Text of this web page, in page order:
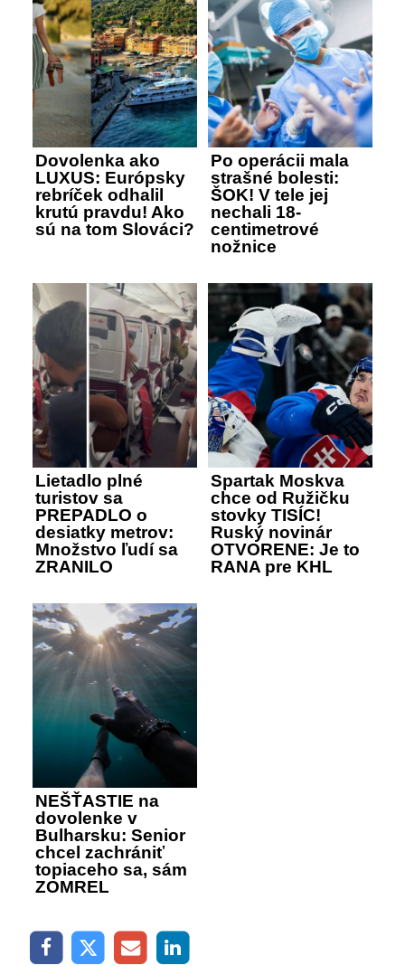
Dovolenka ako
LUXUS: Európsky
rebríček odhalil
krutú pravdu! Ako
sú na tom Slováci?
Po operácii mala
strašné bolesti:
ŠOK! V tele jej
nechali 18-
centimetrové
nožnice
Lietadlo plné
turistov sa
PREPADLO o
desiatky metrov:
Množstvo ľudí sa
ZRANILO
Spartak Moskva
chce od Ružičku
stovky TISÍC!
Ruský novinár
OTVORENE: Je to
RANA pre KHL
NEŠŤASTIE na
dovolenke v
Bulharsku: Senior
chcel zachrániť
topiaceho sa, sám
ZOMREL